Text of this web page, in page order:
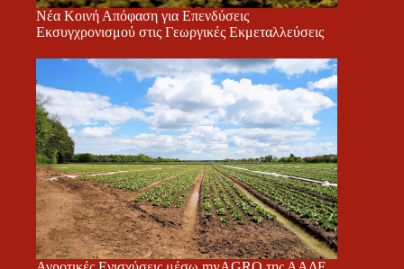
Νέα Κοινή Απόφαση για Επενδύσεις
Εκσυγχρονισμού στις Γεωργικές Εκμεταλλεύσεις